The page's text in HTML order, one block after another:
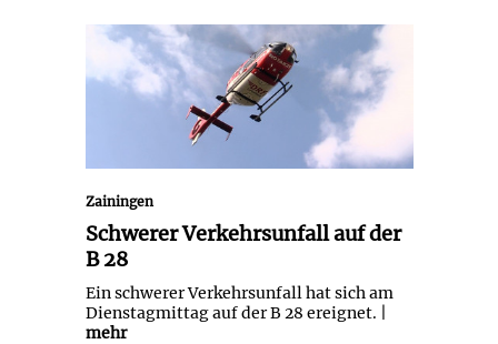
Schwerer Verkehrsunfall auf der B
Zainingen
Schwerer Verkehrsunfall auf der
B 28
Ein schwerer Verkehrsunfall hat sich am
Dienstagmittag auf der B 28 ereignet. |
mehr